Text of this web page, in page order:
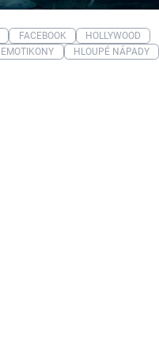
FACEBOOK
HOLLYWOOD
EMOTIKONY HLOUPÉ NÁPADY